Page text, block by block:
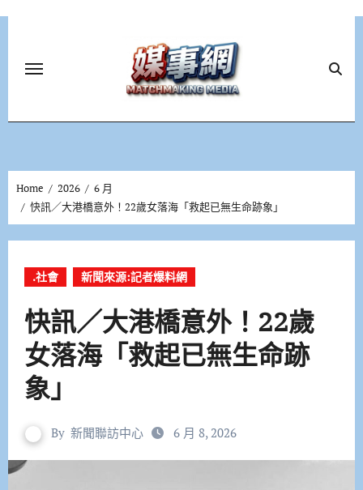
Home 2026
6 月
快訊／大港橋意外！22歲女落海「救起已無生命跡象」
.社會 新聞來源:記者爆料網
快訊／大港橋意外！22歲
女落海「救起已無生命跡
象」
By 新聞聯訪中心 6 月 8, 2026